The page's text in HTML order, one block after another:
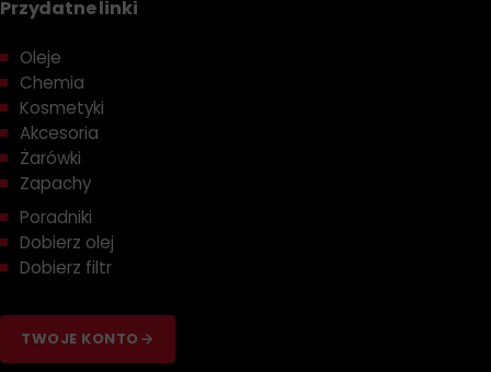
Przydatne linki
Oleje
Chemia
Kosmetyki
Akcesoria
Żarówki
Zapachy
Poradniki
Dobierz olej
Dobierz filtr
TWOJE KONTO